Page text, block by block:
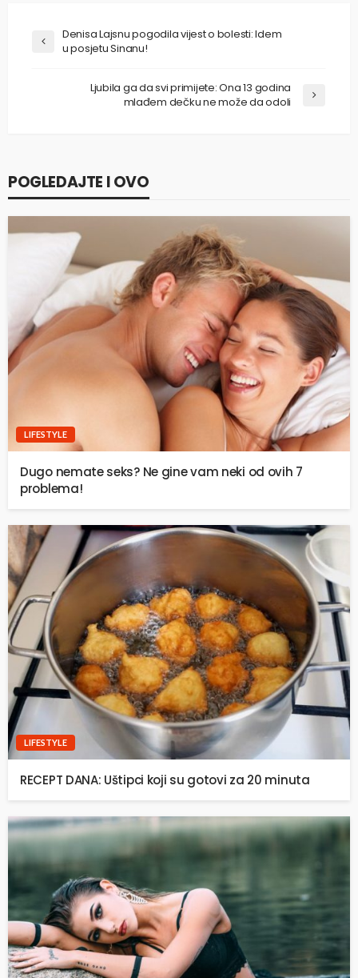
Denisa Lajsnu pogodila vijest o bolesti: Idem
u posjetu Sinanu!
Ljubila ga da svi primijete: Ona 13 godina
mlađem dečku ne može da odoli
POGLEDAJTE I OVO
LIFESTYLE
Dugo nemate seks? Ne gine vam neki od ovih 7
problema!
LIFESTYLE
RECEPT DANA: Uštipci koji su gotovi za 20 minuta